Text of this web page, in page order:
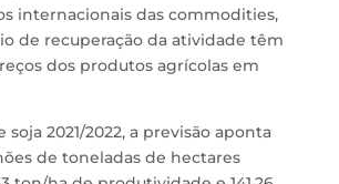
internacionais das commodities,
de recuperação da atividade têm
dos produtos agrícolas em
soja 2021/2022, a previsão aponta
de toneladas de hectares